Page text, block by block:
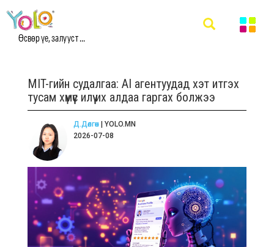
Өсвөр үе, залууст ...
MIT-гийн судалгаа: AI агентуудад хэт итгэх
тусам хүмүүс илүү их алдаа гаргах болжээ
Д.Дөлгөөн| YOLO.MN
2026-07-08